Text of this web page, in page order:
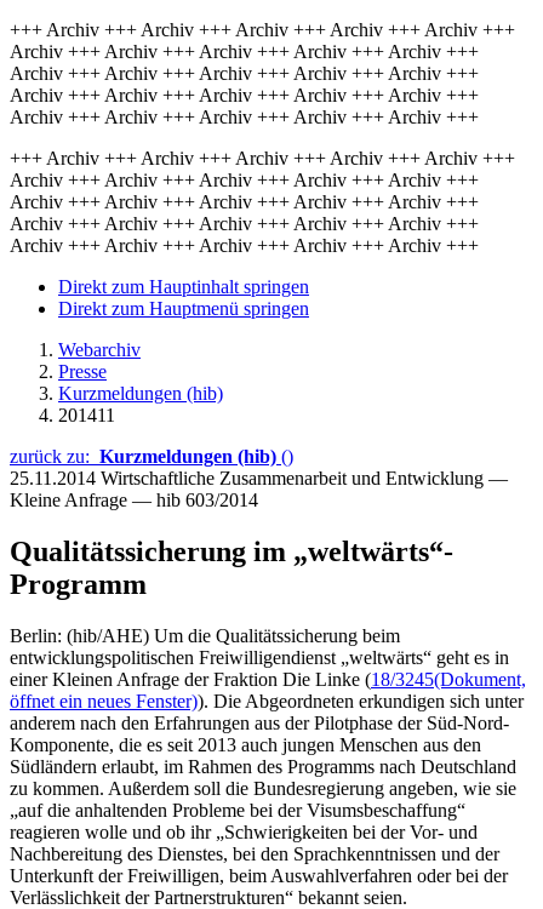
+++ Archiv +++ Archiv +++ Archiv +++ Archiv +++ Archiv +++
Archiv +++ Archiv +++ Archiv +++ Archiv +++ Archiv +++
Archiv +++ Archiv +++ Archiv +++ Archiv +++ Archiv +++
Archiv +++ Archiv +++ Archiv +++ Archiv +++ Archiv +++
Archiv +++ Archiv +++ Archiv +++ Archiv +++ Archiv +++
+++ Archiv +++ Archiv +++ Archiv +++ Archiv +++ Archiv +++
Archiv +++ Archiv +++ Archiv +++ Archiv +++ Archiv +++
Archiv +++ Archiv +++ Archiv +++ Archiv +++ Archiv +++
Archiv +++ Archiv +++ Archiv +++ Archiv +++ Archiv +++
Archiv +++ Archiv +++ Archiv +++ Archiv +++ Archiv +++
Direkt zum Hauptinhalt springen
Direkt zum Hauptmenü springen
Webarchiv
Presse
Kurzmeldungen (hib)
201411
zurück zu: Kurzmeldungen (hib) ()
25.11.2014 Wirtschaftliche Zusammenarbeit und Entwicklung —
Kleine Anfrage — hib 603/2014
Qualitätssicherung im „weltwärts“-
Programm
Berlin: (hib/AHE) Um die Qualitätssicherung beim
entwicklungspolitischen Freiwilligendienst „weltwärts“ geht es in
einer Kleinen Anfrage der Fraktion Die Linke (18/3245(Dokument,
öffnet ein neues Fenster)). Die Abgeordneten erkundigen sich unter
anderem nach den Erfahrungen aus der Pilotphase der Süd-Nord-
Komponente, die es seit 2013 auch jungen Menschen aus den
Südländern erlaubt, im Rahmen des Programms nach Deutschland
zu kommen. Außerdem soll die Bundesregierung angeben, wie sie
„auf die anhaltenden Probleme bei der Visumsbeschaffung“
reagieren wolle und ob ihr „Schwierigkeiten bei der Vor- und
Nachbereitung des Dienstes, bei den Sprachkenntnissen und der
Unterkunft der Freiwilligen, beim Auswahlverfahren oder bei der
Verlässlichkeit der Partnerstrukturen“ bekannt seien.